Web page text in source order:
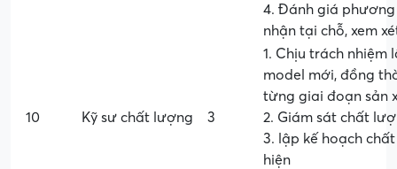
4. Đánh giá
nhận tại chỗ, xem
10 Kỹ sư chất lượng 3
1. Chịu trách nhiệm
model mới, đồng
từng giai đoạn sản
2. Giám sát chất
3. lập kế hoạch
hiện